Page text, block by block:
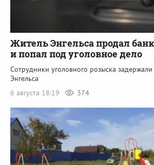
Житель Энгельса продал
и попал под уголовное дело
Сотрудники уголовного розыска
Энгельса
6 августа 18:19
374